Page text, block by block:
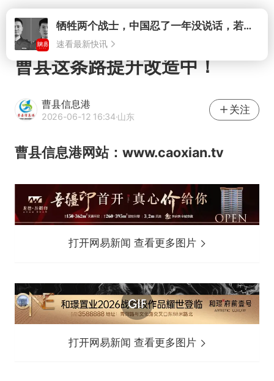
打开牺牲两个战士，中国忍了一年没说话，若菲律宾死了人，他会开战吗
速看最新快讯
曹县这条路提升改造中！
曹县信息港
2026-06-12 16:34·山东
关注
曹县信息港网站：www.caoxian.tv
打开网易新闻 查看更多图片
打开网易新闻 查看更多图片